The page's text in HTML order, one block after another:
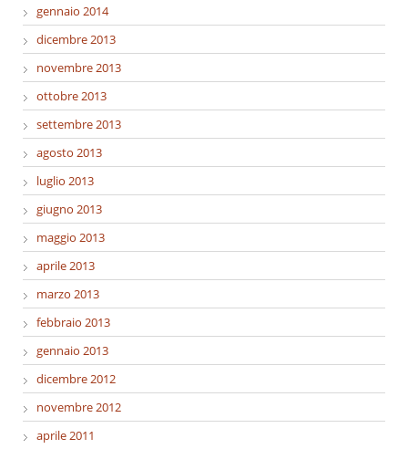
gennaio 2014
dicembre 2013
novembre 2013
ottobre 2013
settembre 2013
agosto 2013
luglio 2013
giugno 2013
maggio 2013
aprile 2013
marzo 2013
febbraio 2013
gennaio 2013
dicembre 2012
novembre 2012
aprile 2011